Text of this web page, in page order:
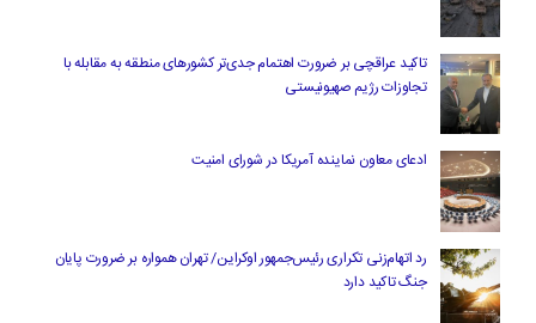
تاکید عراقچی بر ضرورت اهتمام جدی‌تر کشورهای منطقه به مقابله با
تجاوزات رژیم صهیونیستی
ادعای معاون نماینده آمریکا در شورای امنیت
رد اتهام‌زنی تکراری رئیس‌جمهور اوکراین/ تهران همواره بر ضرورت پایان
جنگ تاکید دارد